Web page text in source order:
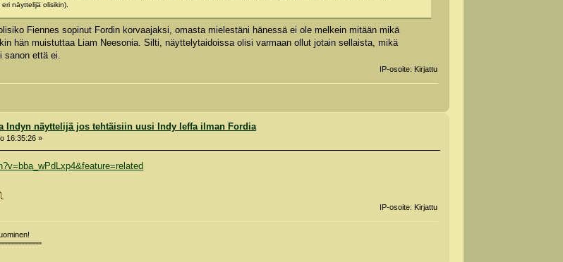
näyttelijä olisikin).
Fiennes sopinut Fordin korvaajaksi, omasta mielestäni hänessä ei ole melkein mitään mikä
hän muistuttaa Liam Neesonia. Silti, näyttelytaidoissa olisi varmaan ollut jotain sellaista, mikä
sanon että ei.
IP-osoite: Kirjattu
Indyn näyttelijä jos tehtäisiin uusi Indy leffa ilman Fordia
16:35:26 »
IP-osoite: Kirjattu